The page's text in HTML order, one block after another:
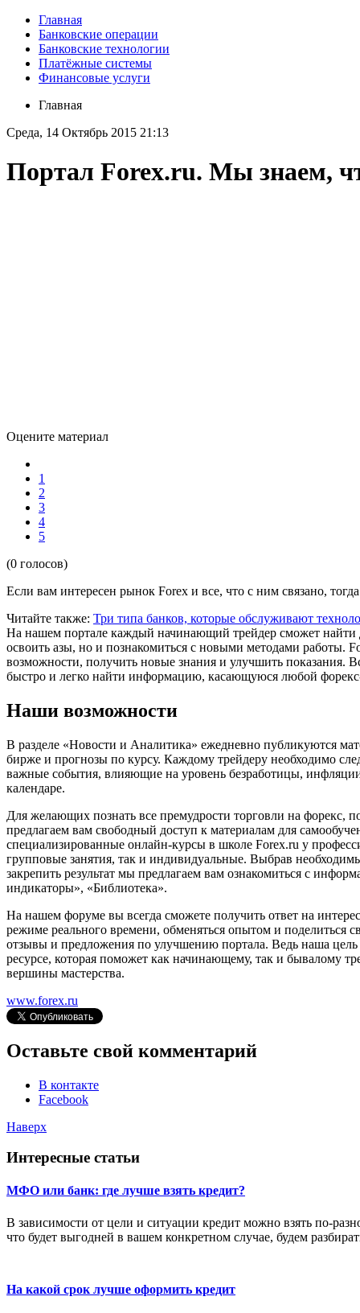
Главная
Банковские операции
Банковские технологии
Платёжные системы
Финансовые услуги
Главная
Среда, 14 Октябрь 2015 21:13
Портал Forex.ru. Мы знаем,
Оцените материал
1
2
3
4
5
(0 голосов)
Если вам интересен рынок Forex и все, что с ним связано,
Читайте также: Три типа банков, которые обслуживают
На нашем портале каждый начинающий трейдер сможет найти
освоить азы, но и познакомиться с новыми методами работы.
возможности, получить новые знания и улучшить показания.
быстро и легко найти информацию, касающуюся любой
Наши возможности
В разделе «Новости и Аналитика» ежедневно публикуются
бирже и прогнозы по курсу. Каждому трейдеру необходимо
важные события, влияющие на уровень безработицы,
календаре.
Для желающих познать все премудрости торговли на форекс,
предлагаем вам свободный доступ к материалам для
специализированные онлайн-курсы в школе Forex.ru у
групповые занятия, так и индивидуальные. Выбрав
закрепить результат мы предлагаем вам ознакомиться с
индикаторы», «Библиотека».
На нашем форуме вы всегда сможете получить ответ на
режиме реального времени, обменяться опытом и
отзывы и предложения по улучшению портала. Ведь наша
ресурсе, которая поможет как начинающему, так и бывалому
вершины мастерства.
www.forex.ru
Оставьте свой комментарий
В контакте
Facebook
Наверх
Интересные статьи
МФО или банк: где лучше взять кредит?
В зависимости от цели и ситуации кредит можно взять по-
что будет выгодней в вашем конкретном случае, будем
На какой срок лучше оформить кредит